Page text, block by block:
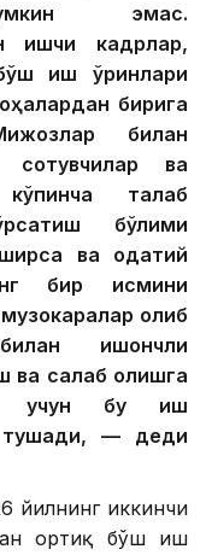
эмас.
ишчи кадрлар,
иш ўринлари
бирига
билан
сотувчилар ва
талаб
бўлими
ва одатий
бир қисмини
олиб
ишончли
сақлаб қолишга
учун бу иш
тушади, — деди
йилнинг иккинчи
ортиқ бўш иш